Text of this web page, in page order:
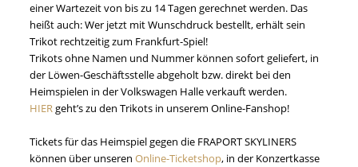
einer Wartezeit von bis zu 14 Tagen gerechnet werden. Das
heißt auch: Wer jetzt mit Wunschdruck bestellt, erhält sein
Trikot rechtzeitig zum Frankfurt-Spiel!
Trikots ohne Namen und Nummer können sofort geliefert, in
der Löwen-Geschäftsstelle abgeholt bzw. direkt bei den
Heimspielen in der Volkswagen Halle verkauft werden.
HIERgeht’s zu den Trikots in unserem Online-Fanshop!
Tickets für das Heimspiel gegen die FRAPORT SKYLINERS
können über unserenOnline-Ticketshop, in der Konzertkasse